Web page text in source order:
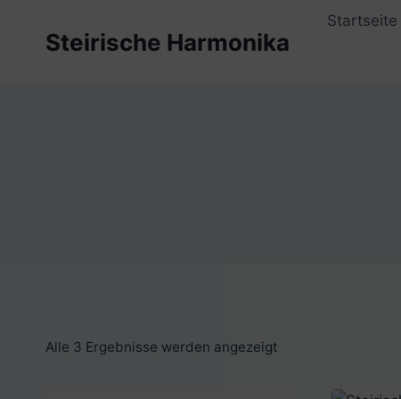
Steirische Harmonika
Startseite
Alle 3 Ergebnisse werden angezeigt